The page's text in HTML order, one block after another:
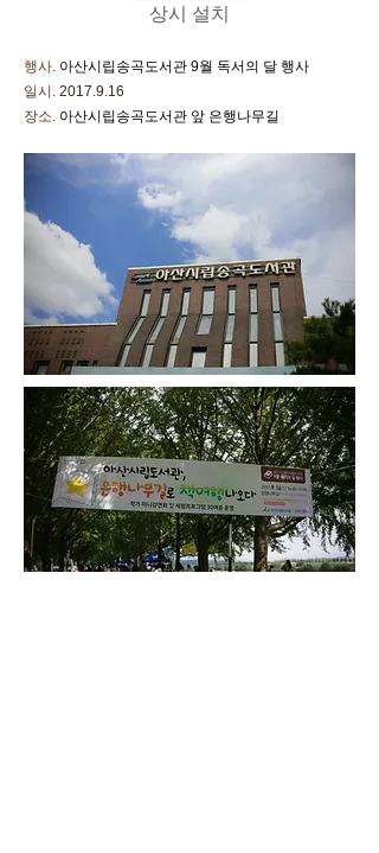
상시 설치
행사. 아산시립송곡도서관 9월 독서의 달 행사
일시. 2017.9.16
장소. 아산시립송곡도서관 앞 은행나무길